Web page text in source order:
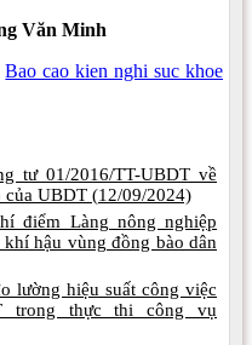
Văn Minh
Bao cao kien nghi suc khoe
tư 01/2016/TT-UBDT về
của UBDT (12/09/2024)
điểm Làng nông nghiệp
hậu vùng đồng bào dân
lường hiệu suất công việc
trong thực thi công vụ